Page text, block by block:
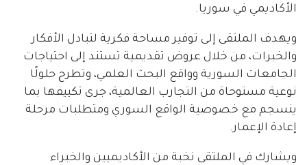
الأكاديمي في سوريا.
ويهدف الملتقى إلى توفير مساحة فكرية لتبادل الأفكار
والخبرات، من خلال عروض تقديمية تستند إلى احتياجات
الجامعات السورية وواقع البحث العلمي، وتطرح حلولًا
نوعية مستوحاة من التجارب العالمية، جرى تكييفها بما
ينسجم مع خصوصية الواقع السوري ومتطلبات مرحلة
إعادة الإعمار.
ويشارك في الملتقى نخبة من الأكاديميين والخبراء